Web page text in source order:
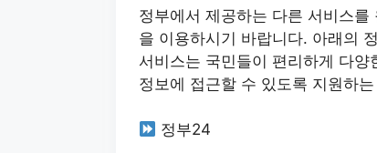
정부에서 제공하는 다른 서비스를
을 이용하시기 바랍니다. 아래의
서비스는 국민들이 편리하게 다양
정보에 접근할 수 있도록 지원하
정부24